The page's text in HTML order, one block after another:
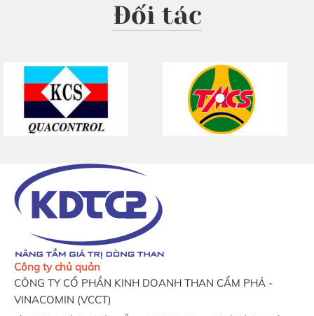
Đối tác
Công ty chủ quản
CÔNG TY CỔ PHẦN KINH DOANH THAN CẨM PHẢ -
VINACOMIN (VCCT)